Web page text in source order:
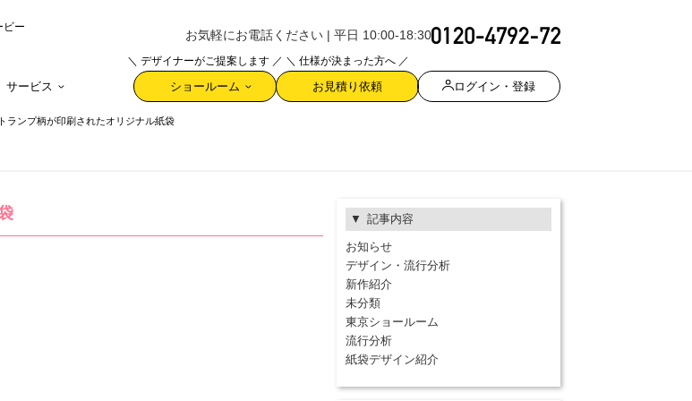
ビー
お気軽にお電話ください | 平日 10:00-18:30
サービス
＼ デザイナーがご提案します ／
ショールーム
＼ 仕様が決まった方へ ／
お見積り依頼 ログイン・登録
ランプ柄が印刷されたオリジナル紙袋
記事内容
お知らせ
デザイン・流行分析
新作紹介
未分類
東京ショールーム
流行分析
紙袋デザイン紹介